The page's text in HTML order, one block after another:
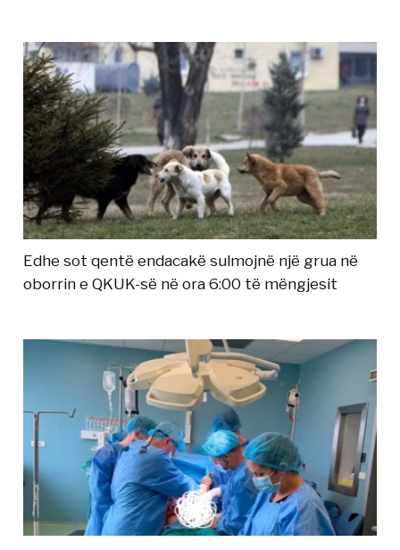
Edhe sot qentë endacakë sulmojnë një grua në
oborrin e QKUK-së në ora 6:00 të mëngjesit